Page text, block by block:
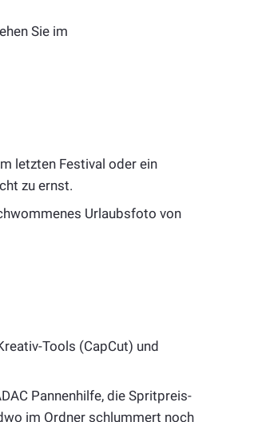
Sie im
letzten Festival oder ein
zu ernst.
Urlaubsfoto von
Tools (CapCut) und
Pannenhilfe, die Spritpreis-
im Ordner schlummert noch